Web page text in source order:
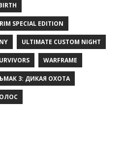
SPECIAL EDITION
ULTIMATE CUSTOM NIGHT
WARFRAME
3: ДИКАЯ ОХОТА